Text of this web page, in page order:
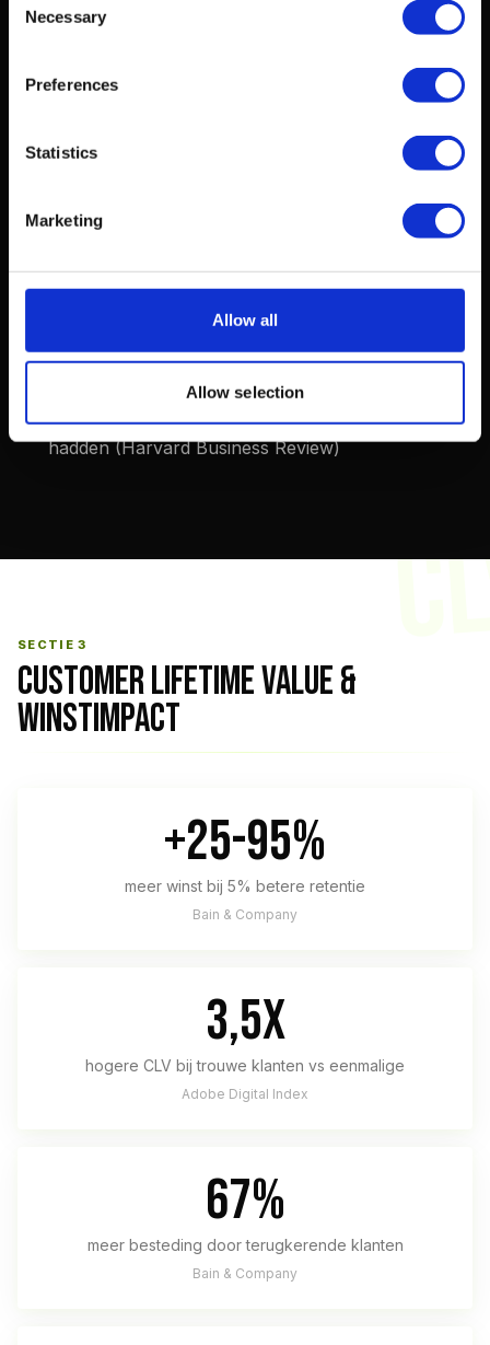
Selection
Necessary
Preferences
Statistics
Marketing
Allow all
Allow selection
jaar te blijven (Mixpanel Product Benchmarks)
In de Nederlandse markt is de gemiddelde B2B
churn rate 8-12% per jaar
contractcycli (CBS / KvK Conjunctuurenquête)
Vrijwillige churn piekt in januari (14% hoger dan
gemiddeld)
doordat klanten aan het begin van het
Economy Index)
Klanten die contact hebben gehad met support
hebben ironisch genoeg 18% meer kans om te
blijven als het probleem adequaat is opgelost,
vergeleken met klanten die nooit een probleem
hadden (Harvard Business Review)
SECTIE 3
CUSTOMER LIFETIME VALUE &
WINSTIMPACT
+25-95%
meer winst bij 5% betere retentie
Bain & Company
3,5x
hogere CLV bij trouwe klanten vs eenmalige
Adobe Digital Index
67%
meer besteding door terugkerende klanten
Bain & Company